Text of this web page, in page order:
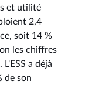
et utilité
2,4
soit 14 %
les chiffres
a déjà
de son